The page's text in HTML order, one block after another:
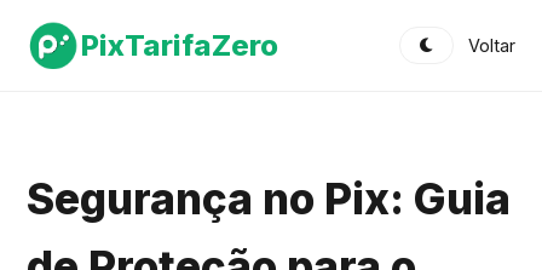
PixTarifaZero Voltar
Segurança no Pix: Guia